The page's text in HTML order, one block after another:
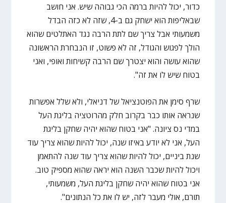
כדור, יכול להיות ברמה הכי גבוהה שיש. אני חושב
שבאליפות הוא ישחק גם ב-4, שזה לא כזה הבדל
משמעותי אבל צריך שם לתת הרבה נגד האתלטים שהוא
הולך לפגוש והגודל, זה לא פשוט, זו הנבחרת הראשונה
שהוא עושה והוא יצטרך שם הרבה קשיחות ואופי, ואני
בטוח שיש לו את זה".
שרף סימן את הפוטנציאל של דניאלי, ולא שלל אפשרות
שנראה אותו כבר בקרוב חלק מהרוטציה בליגת העל
במדי נס ציונה. "אני בטוח שהוא יהיה שחקן בליגת
העל, אני לא יודע באיזו שנה, יכול להיות שהוא צריך עוד
שנת ביניים, יכול להיות שהוא צריך עוד שנה להתאמן
ויכול להיות שכבר השנה הוא יראה שהוא מספיק טוב.
אני בטוח שהוא יהיה שחקן בליגת העל, משמעותי,
תורם, אולי מעבר לזה, יש לו את כל הנתונים".